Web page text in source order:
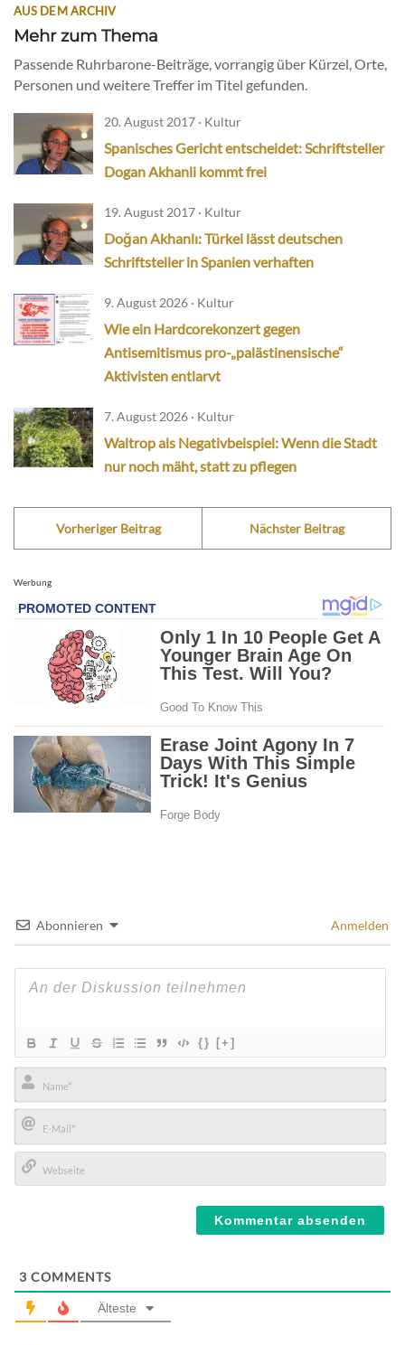
AUS DEM ARCHIV
Mehr zum Thema
Passende Ruhrbarone-Beiträge, vorrangig über Kürzel, Orte,
Personen und weitere Treffer im Titel gefunden.
20. August 2017 · Kultur
Spanisches Gericht entscheidet: Schriftsteller
Dogan Akhanli kommt frei
19. August 2017 · Kultur
Doğan Akhanlı: Türkei lässt deutschen
Schriftsteller in Spanien verhaften
9. August 2026 · Kultur
Wie ein Hardcorekonzert gegen
Antisemitismus pro-„palästinensische“
Aktivisten entlarvt
7. August 2026 · Kultur
Waltrop als Negativbeispiel: Wenn die Stadt
nur noch mäht, statt zu pflegen
Vorheriger Beitrag Nächster Beitrag
Werbung
Abonnieren Anmelden
{} [+]
Name*
E-
Mail*
3 COMMENTS
Älteste